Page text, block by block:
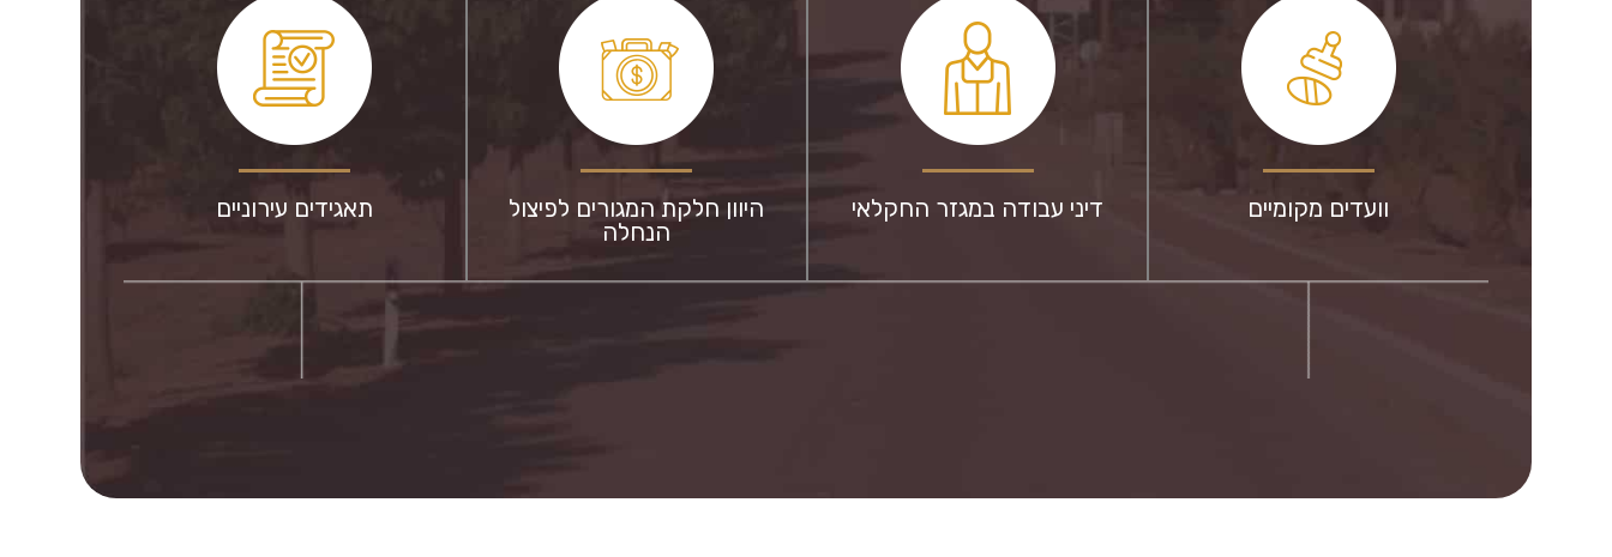
וועדים מקומיים דיני עבודה במגזר החקלאי
היוון חלקת המגורים לפיצול
הנחלה
תאגידים עירוניים